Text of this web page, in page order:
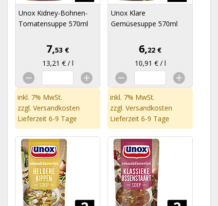
Unox Kidney-Bohnen-
Tomatensuppe 570ml
7,53 €
13,21 € / l
inkl. 7% MwSt.
zzgl. Versandkosten
Lieferzeit 6-9 Tage
Unox Klare
Gemüsesuppe 570ml
6,22 €
10,91 € / l
inkl. 7% MwSt.
zzgl. Versandkosten
Lieferzeit 6-9 Tage